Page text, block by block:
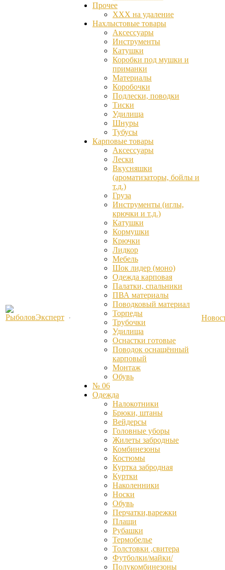
Прочее
ХХХ на удаление
Нахлыстовые товары
Аксессуары
Инструменты
Катушки
Коробки под мушки и
приманки
Материалы
Коробочки
Подлески, поводки
Тиски
Удилища
Шнуры
Тубусы
Карповые товары
Аксессуары
Лески
Вкусняшки
(ароматизаторы, бойлы и
т.д.)
Груза
Инструменты (иглы,
крючки и т.д.)
Катушки
Кормушки
Крючки
Лидкор
Мебель
Шок лидер (моно)
Одежда карповая
Палатки, спальники
ПВА материалы
Поводковый материал
Торпеды
Трубочки
Удилища
Оснастки готовые
Поводок оснащённый
карповый
Монтаж
Обувь
№ 06
Одежда
Налокотники
Брюки, штаны
Вейдерсы
Головные уборы
Жилеты забродные
Комбинезоны
Костюмы
Куртка забродная
Куртки
Наколенники
Носки
Обувь
Перчатки,варежки
Плащи
Рубашки
Термобелье
Толстовки ,свитера
Футболки/майки/
Полукомбинезоны